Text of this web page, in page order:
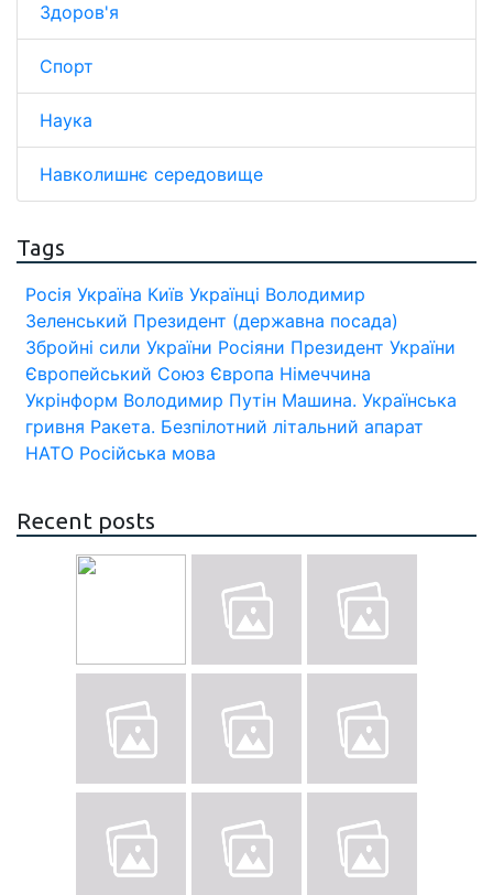
Здоров'я
Спорт
Наука
Навколишнє середовище
Tags
Росія Україна Київ Українці Володимир
Зеленський Президент (державна посада)
Збройні сили України Росіяни Президент України
Європейський Союз Європа Німеччина
Укрінформ Володимир Путін Машина. Українська
гривня Ракета. Безпілотний літальний апарат
НАТО Російська мова
Recent posts